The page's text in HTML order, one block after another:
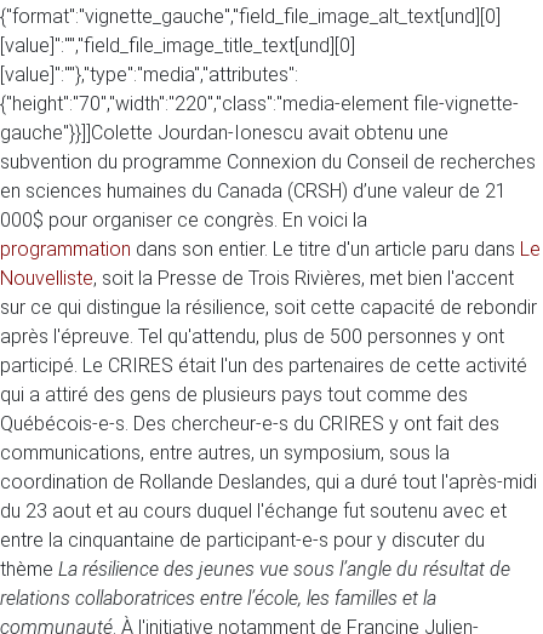
{"format":"vignette_gauche","field_file_image_alt_text[und][0]
[value]":"","field_file_image_title_text[und][0]
[value]":""},"type":"media","attributes":
{"height":"70","width":"220","class":"media-element file-vignette-
gauche"}}]]Colette Jourdan-Ionescu avait obtenu une
subvention du programme Connexion du Conseil de recherches
en sciences humaines du Canada (CRSH) d’une valeur de 21
000$ pour organiser ce congrès. En voici la
programmation dans son entier. Le titre d'un article paru dans Le
Nouvelliste, soit la Presse de Trois Rivières, met bien l'accent
sur ce qui distingue la résilience, soit cette capacité de rebondir
après l'épreuve. Tel qu'attendu, plus de 500 personnes y ont
participé. Le CRIRES était l'un des partenaires de cette activité
qui a attiré des gens de plusieurs pays tout comme des
Québécois-e-s. Des chercheur-e-s du CRIRES y ont fait des
communications, entre autres, un symposium, sous la
coordination de Rollande Deslandes, qui a duré tout l'après-midi
du 23 aout et au cours duquel l'échange fut soutenu avec et
entre la cinquantaine de participant-e-s pour y discuter du
thème La résilience des jeunes vue sous l’angle du résultat de
relations collaboratrices entre l’école, les familles et la
communauté. À l'initiative notamment de Francine Julien-